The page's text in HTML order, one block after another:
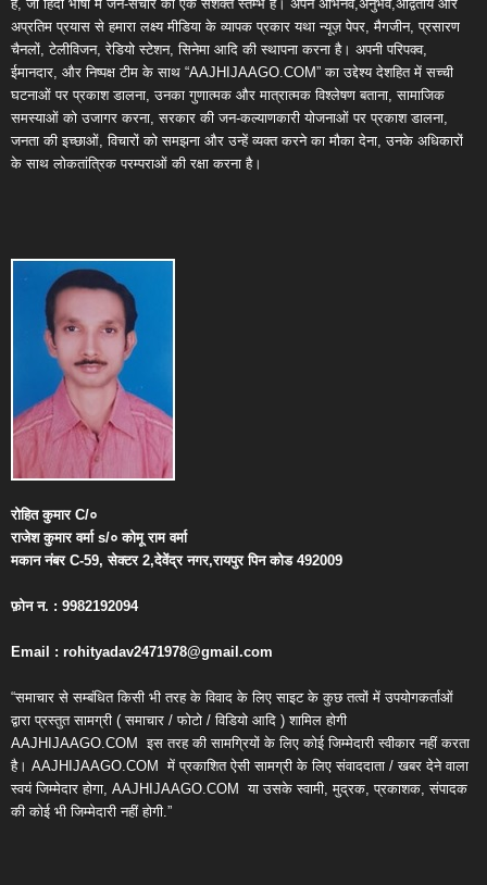
है, जो हिंदी भाषा में जन-संचार का एक सशक्त स्तम्भ है। अपने अभिनव,अनुभव,अद्वितीय और
अप्रतिम प्रयास से हमारा लक्ष्य मीडिया के व्यापक प्रकार यथा न्यूज़ पेपर, मैगजीन, प्रसारण
चैनलों, टेलीविजन, रेडियो स्टेशन, सिनेमा आदि की स्थापना करना है। अपनी परिपक्व,
ईमानदार, और निष्पक्ष टीम के साथ “AAJHIJAAGO.COM” का उद्देश्य देशहित में सच्ची
घटनाओं पर प्रकाश डालना, उनका गुणात्मक और मात्रात्मक विश्लेषण बताना, सामाजिक
समस्याओं को उजागर करना, सरकार की जन-कल्याणकारी योजनाओं पर प्रकाश डालना,
जनता की इच्छाओं, विचारों को समझना और उन्हें व्यक्त करने का मौका देना, उनके अधिकारों
के साथ लोकतांत्रिक परम्पराओं की रक्षा करना है।
रोहित कुमारC/०
राजेश कुमार वर्माs/० कोमू राम वर्मा
मकान नंबरC-59,सेक्टर2,देवेंद्र नगर,रायपुर पिन कोड492009
फ़ोन न. : 9982192094
Email : rohityadav2471978@gmail.com
“समाचार से सम्बंधित किसी भी तरह के विवाद के लिए साइट के कुछ तत्वों में उपयोगकर्ताओं
द्वारा प्रस्तुत सामग्री ( समाचार / फोटो / विडियो आदि ) शामिल होगी
AAJHIJAAGO.COM इस तरह की सामग्रियों के लिए कोई जिम्मेदारी स्वीकार नहीं करता
है। AAJHIJAAGO.COM में प्रकाशित ऐसी सामग्री के लिए संवाददाता / खबर देने वाला
स्वयं जिम्मेदार होगा, AAJHIJAAGO.COM या उसके स्वामी, मुद्रक, प्रकाशक, संपादक
की कोई भी जिम्मेदारी नहीं होगी.”